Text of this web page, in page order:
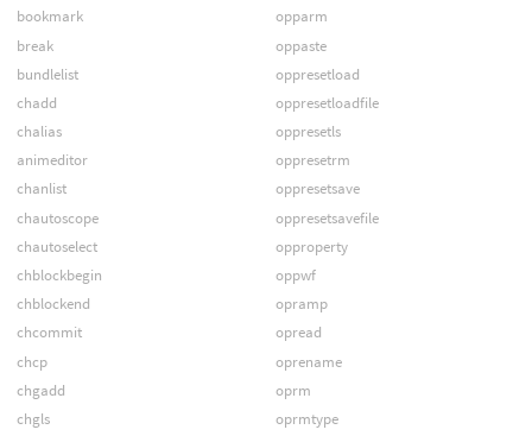
bookmark
break
bundlelist
chadd
chalias
animeditor
chanlist
chautoscope
chautoselect
chblockbegin
chblockend
chcommit
chcp
chgadd
chgls
opparm
oppaste
oppresetload
oppresetloadfile
oppresetls
oppresetrm
oppresetsave
oppresetsavefile
opproperty
oppwf
opramp
opread
oprename
oprm
oprmtype